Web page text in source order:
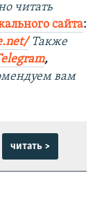
читать
сайта:
Также
,
вам
читать >